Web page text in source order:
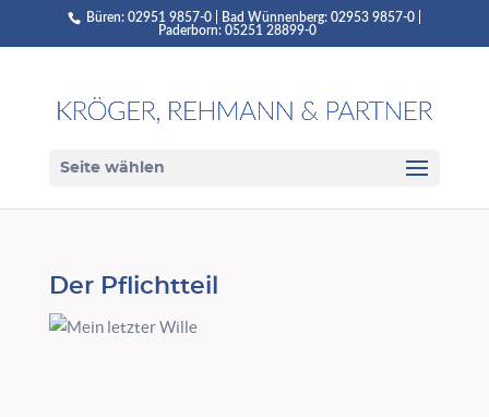
Büren: 02951 9857-0 | Bad Wünnenberg: 02953 9857-0 |
Paderborn: 05251 28899-0
Seite wählen
Der Pflichtteil